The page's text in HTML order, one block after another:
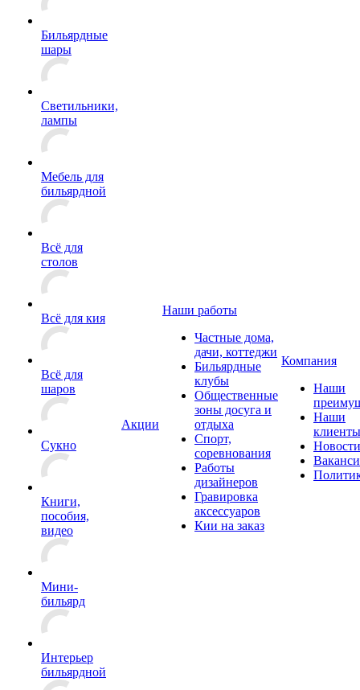
Бильярдные
шары
Светильники,
лампы
Мебель для
бильярдной
Всё для
столов
Всё для кия
Всё для
шаров
Сукно
Книги,
пособия,
видео
Мини-
бильярд
Интерьер
бильярдной
Акции
Наши работы
Частные дома,
дачи, коттеджи
Бильярдные
клубы
Общественные
зоны досуга и
отдыха
Спорт,
соревнования
Работы
дизайнеров
Гравировка
аксессуаров
Кии на заказ
Компания
Наши
Наши
клиенты
Новости